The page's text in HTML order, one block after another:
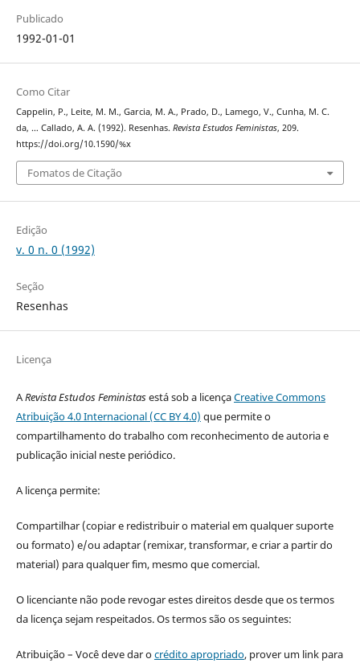
Publicado
1992-01-01
Como Citar
Cappelin, P., Leite, M. M., Garcia, M. A., Prado, D., Lamego, V., Cunha, M. C.
da, … Callado, A. A. (1992). Resenhas. Revista Estudos Feministas, 209.
https://doi.org/10.1590/%x
Fomatos de Citação
Edição
v. 0 n. 0 (1992)
Seção
Resenhas
Licença
ARevista Estudos Feministasestá sob a licençaCreative Commons
Atribuição 4.0 Internacional (CC BY 4.0) que permite o
compartilhamento do trabalho com reconhecimento de autoria e
publicação inicial neste periódico.
A licença permite:
Compartilhar (copiar e redistribuir o material em qualquer suporte
ou formato) e/ou adaptar (remixar, transformar, e criar a partir do
material) para qualquer fim, mesmo que comercial.
O licenciante não pode revogar estes direitos desde que os termos
da licença sejam respeitados. Os termos são os seguintes:
Atribuição – Você deve dar ocrédito apropriado, prover um link para